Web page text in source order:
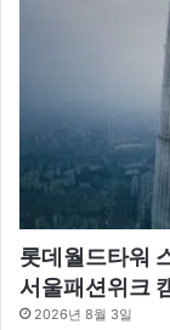
롯데월드타워
서울패션위크
2026년 8월 3일